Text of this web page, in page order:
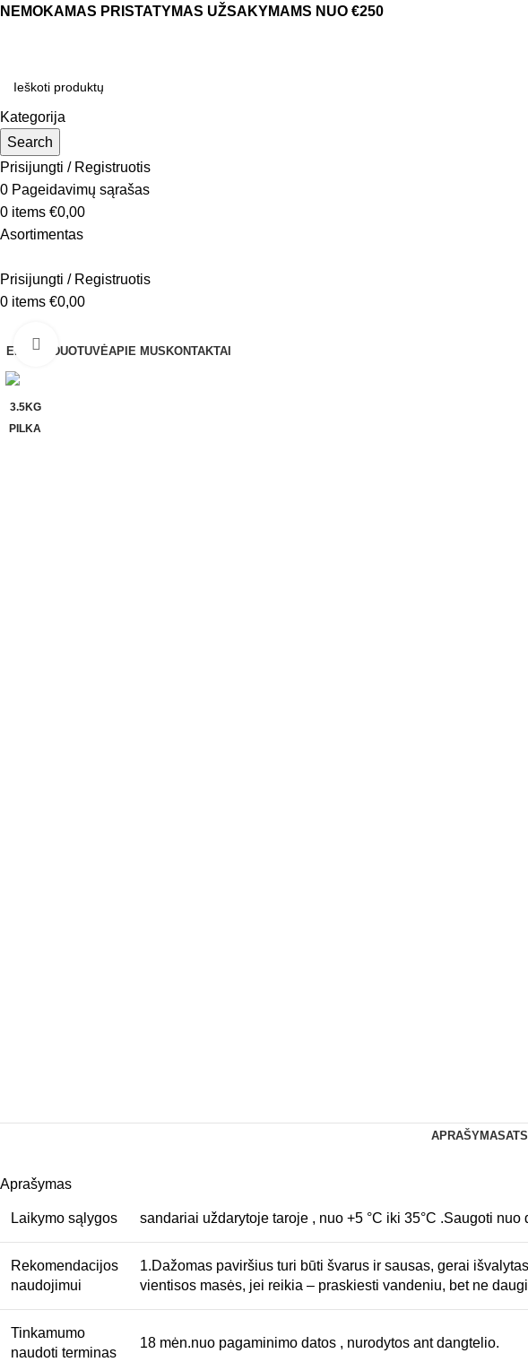
NEMOKAMAS PRISTATYMAS UŽSAKYMAMS NUO €250
Kategorija
Search
Prisijungti / Registruotis
0 Pageidavimų sąrašas
0 items €0,00
Asortimentas
Prisijungti / Registruotis
0 items €0,00
EL. PARDUOTUVĖAPIE MUS KONTAKTAI
3.5KG
PILKA
Click to enlarge
APRAŠYMAS
Aprašymas
Laikymo sąlygos sandariai uždarytoje taroje , nuo +5 °C iki 35°C .Saugoti
Rekomendacijos
naudojimui
1.Dažomas paviršius turi būti švarus ir sausas, gerai
vientisos masės, jei reikia – praskiesti vandeniu, bet ne
Tinkamumo
naudoti terminas
18 mėn.nuo pagaminimo datos , nurodytos ant dangtelio.